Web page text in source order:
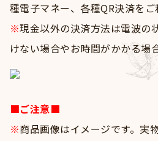
種電子マネー、各種QR決済をご
※現金以外の決済方法は電波の
けない場合やお時間がかかる場
■ご注意■
※商品画像はイメージです。実